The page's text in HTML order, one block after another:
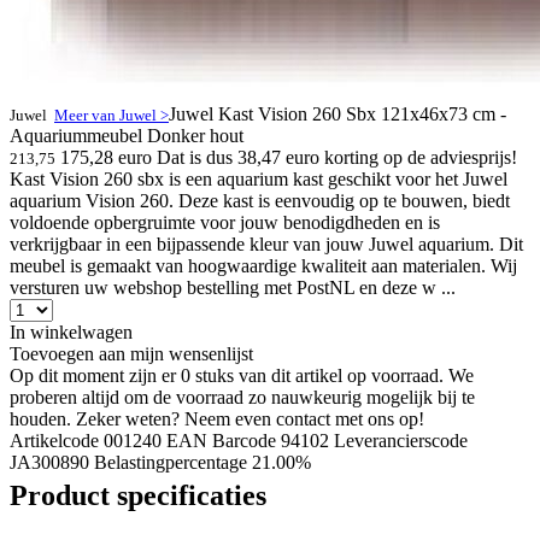
Juwel Meer van Juwel >Juwel Kast Vision 260 Sbx 121x46x73 cm -
Aquariummeubel Donker hout
213,75 175,28 euro Dat is dus 38,47 euro korting op de adviesprijs!
Kast Vision 260 sbx is een aquarium kast geschikt voor het Juwel
aquarium Vision 260. Deze kast is eenvoudig op te bouwen, biedt
voldoende opbergruimte voor jouw benodigdheden en is
verkrijgbaar in een bijpassende kleur van jouw Juwel aquarium. Dit
meubel is gemaakt van hoogwaardige kwaliteit aan materialen. Wij
versturen uw webshop bestelling met PostNL en deze w ...
In winkelwagen
Toevoegen aan mijn wensenlijst
Op dit moment zijn er 0 stuks van dit artikel op voorraad. We
proberen altijd om de voorraad zo nauwkeurig mogelijk bij te
houden. Zeker weten? Neem even contact met ons op!
Artikelcode 001240 EAN Barcode 94102 Leverancierscode
JA300890 Belastingpercentage 21.00%
Product specificaties